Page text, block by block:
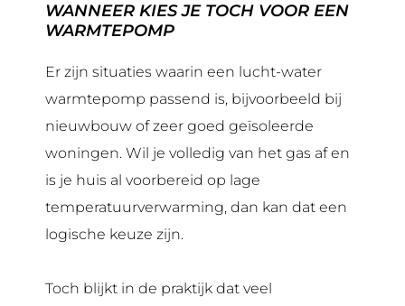
WANNEER KIES JE TOCH VOOR EEN
WARMTEPOMP
Er zijn situaties waarin een lucht-water
warmtepomp passend is, bijvoorbeeld bij
nieuwbouw of zeer goed geïsoleerde
woningen. Wil je volledig van het gas af en
is je huis al voorbereid op lage
temperatuurverwarming, dan kan dat een
logische keuze zijn.
Toch blijkt in de praktijk dat veel